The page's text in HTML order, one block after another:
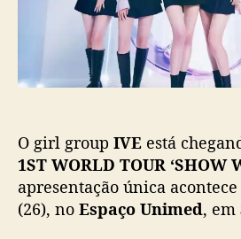
c
a
ç
ã
O girl group IVE está
1ST WORLD TOUR ‘SHOW
apresentação única
(26), no Espaço Unimed, em